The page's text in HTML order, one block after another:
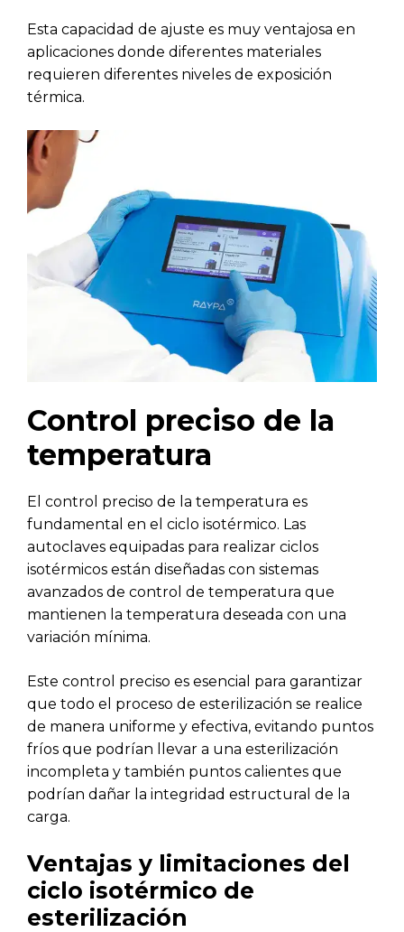
Esta capacidad de ajuste es muy ventajosa en
aplicaciones donde diferentes materiales
requieren diferentes niveles de exposición
térmica.
Control preciso de la
temperatura
El control preciso de la temperatura es
fundamental en el ciclo isotérmico. Las
autoclaves equipadas para realizar ciclos
isotérmicos están diseñadas con sistemas
avanzados de control de temperatura que
mantienen la temperatura deseada con una
variación mínima.
Este control preciso es esencial para garantizar
que todo el proceso de esterilización se realice
de manera uniforme y efectiva, evitando puntos
fríos que podrían llevar a una esterilización
incompleta y también puntos calientes que
podrían dañar la integridad estructural de la
carga.
Ventajas y limitaciones del
ciclo isotérmico de
esterilización